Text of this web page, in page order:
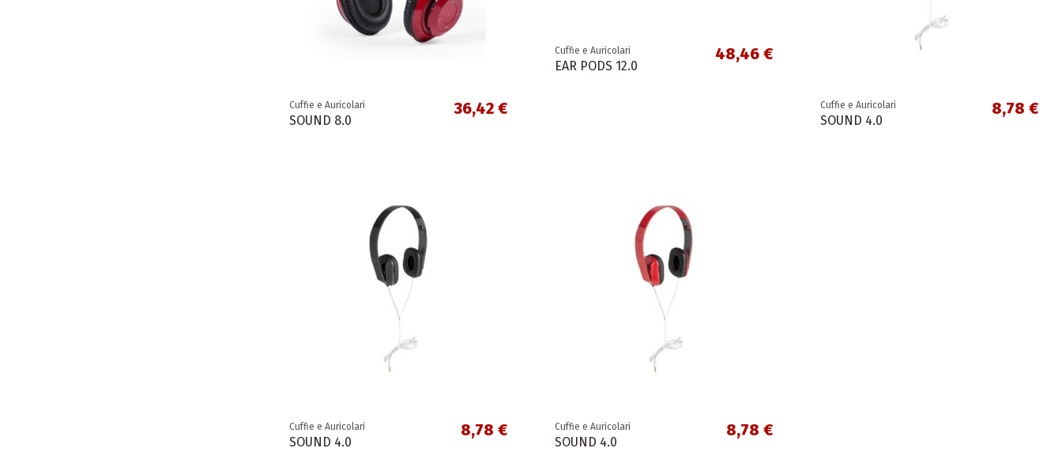
Cuffie e Auricolari
SOUND 8.0
36,42 €
Cuffie e Auricolari
EAR PODS 12.0
48,46 €
Cuffie e Auricolari
SOUND 4.0
8,78 €
Cuffie e Auricolari
SOUND 4.0
8,78 € Cuffie e Auricolari
SOUND 4.0
8,78 €